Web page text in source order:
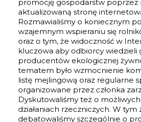
promocję gospodarstw poprzez
aktualizowaną stronę
Rozmawialiśmy o koniecznym
wzajemnym wspieraniu się
oraz o tym, że widoczność w
kluczowa aby odbiorcy wiedzieli
producentów ekologicznej
tematem było wzmocnienie
listę mejlingową oraz regularne
organizowane przez członka
Dyskutowaliśmy też o
działaniach rzeczniczych. W tym
debatowaliśmy szczególnie o